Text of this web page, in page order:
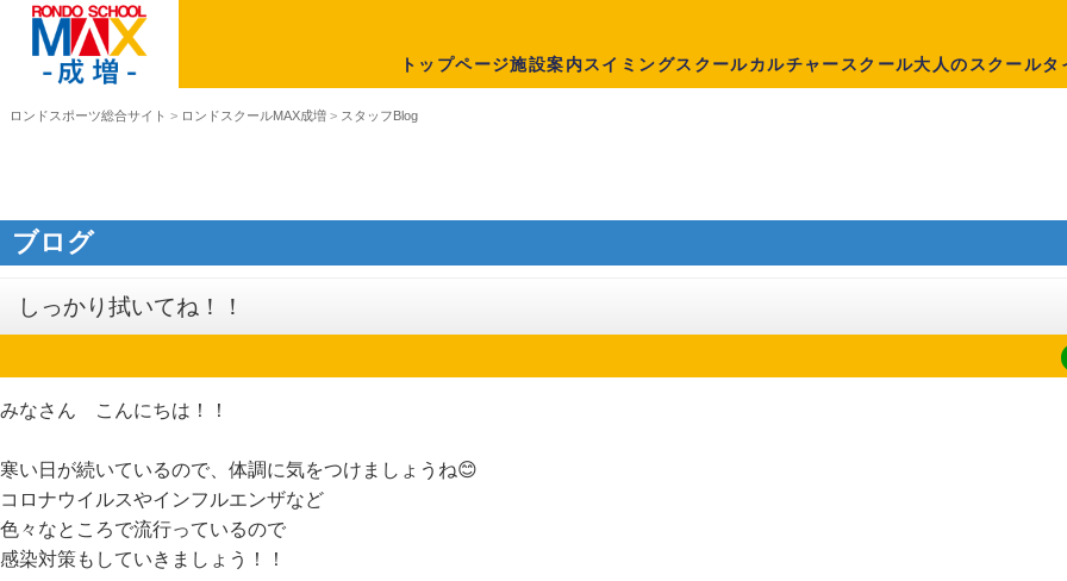
トップページ施設案内スイミングスクールカルチャースクール大人のスクールタ
ロンドスポーツ総合サイト > ロンドスクールMAX成増 > スタッフBlog
ブログ
しっかり拭いてね！！
みなさん こんにちは！！
寒い日が続いているので、体調に気をつけましょうね😊
コロナウイルスやインフルエンザなど
色々なところで流行っているので
感染対策もしていきましょう！！